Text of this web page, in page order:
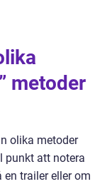
metoder
olika metoder
punkt att notera
trailer eller om